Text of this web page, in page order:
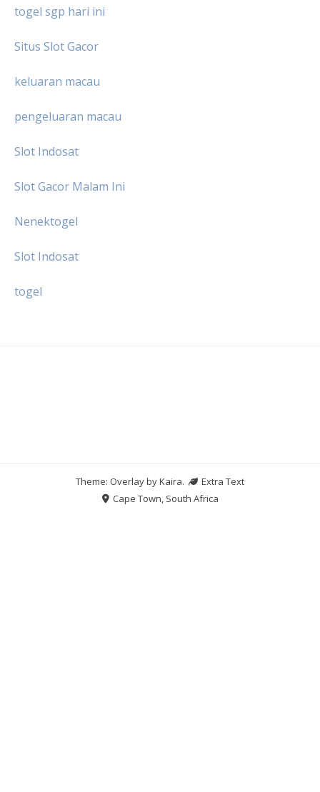
togel sgp hari ini
Situs Slot Gacor
keluaran macau
pengeluaran macau
Slot Indosat
Slot Gacor Malam Ini
Nenektogel
Slot Indosat
togel
Theme: Overlay byKaira.
Extra Text
Cape Town, South Africa